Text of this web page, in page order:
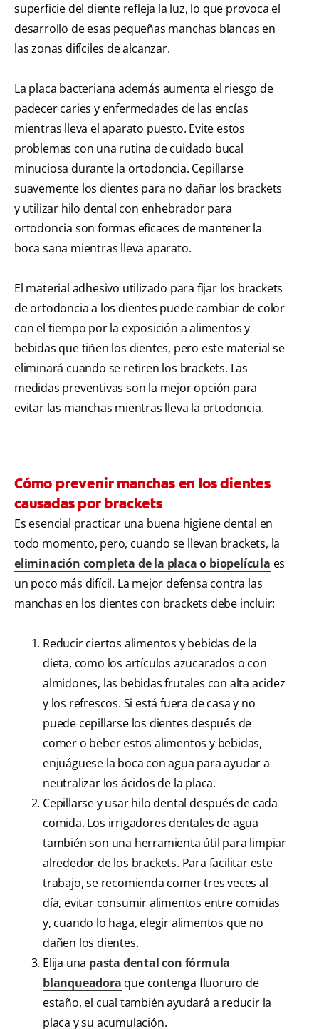
superficie del diente refleja la luz, lo que provoca el
desarrollo de esas pequeñas manchas blancas en
las zonas difíciles de alcanzar.
La placa bacteriana además aumenta el riesgo de
padecer caries y enfermedades de las encías
mientras lleva el aparato puesto. Evite estos
problemas con una rutina de cuidado bucal
minuciosa durante la ortodoncia. Cepillarse
suavemente los dientes para no dañar los brackets
y utilizar hilo dental con enhebrador para
ortodoncia son formas eficaces de mantener la
boca sana mientras lleva aparato.
El material adhesivo utilizado para fijar los brackets
de ortodoncia a los dientes puede cambiar de color
con el tiempo por la exposición a alimentos y
bebidas que tiñen los dientes, pero este material se
eliminará cuando se retiren los brackets. Las
medidas preventivas son la mejor opción para
evitar las manchas mientras lleva la ortodoncia.
Cómo prevenir manchas en los dientes
causadas por brackets
Es esencial practicar una buena higiene dental en
todo momento, pero, cuando se llevan brackets, la
eliminación completa de la placa o biopelícula es
un poco más difícil. La mejor defensa contra las
manchas en los dientes con brackets debe incluir:
Reducir ciertos alimentos y bebidas de la
dieta, como los artículos azucarados o con
almidones, las bebidas frutales con alta acidez
y los refrescos. Si está fuera de casa y no
puede cepillarse los dientes después de
comer o beber estos alimentos y bebidas,
enjuáguese la boca con agua para ayudar a
neutralizar los ácidos de la placa.
Cepillarse y usar hilo dental después de cada
comida. Los irrigadores dentales de agua
también son una herramienta útil para limpiar
alrededor de los brackets. Para facilitar este
trabajo, se recomienda comer tres veces al
día, evitar consumir alimentos entre comidas
y, cuando lo haga, elegir alimentos que no
dañen los dientes.
Elija una pasta dental con fórmula
blanqueadora que contenga fluoruro de
estaño, el cual también ayudará a reducir la
placa y su acumulación.